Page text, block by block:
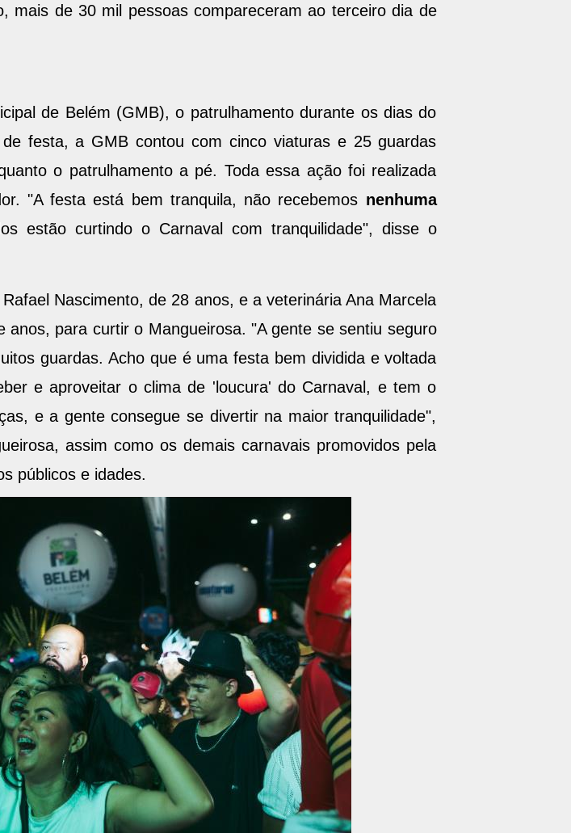
mais de 30 mil pessoas compareceram ao terceiro dia de
de Belém (GMB), o patrulhamento durante os dias do
festa, a GMB contou com cinco viaturas e 25 guardas
o patrulhamento a pé. Toda essa ação foi realizada
"A festa está bem tranquila, não recebemos nenhuma
estão curtindo o Carnaval com tranquilidade", disse o
Nascimento, de 28 anos, e a veterinária Ana Marcela
para curtir o Mangueirosa. "A gente se sentiu seguro
guardas. Acho que é uma festa bem dividida e voltada
e aproveitar o clima de 'loucura' do Carnaval, e tem o
e a gente consegue se divertir na maior tranquilidade",
assim como os demais carnavais promovidos pela
públicos e idades.